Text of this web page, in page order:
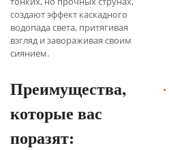
создают эффект каскадного
водопада света, притягивая
взгляд и завораживая своим
сиянием.
Преимущества,
которые вас
поразят: